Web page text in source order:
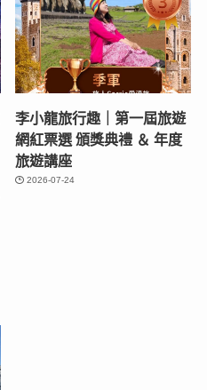
李小龍旅行趣｜第一屆旅遊
網紅票選 頒獎典禮 ＆ 年度
旅遊講座
2026-07-24